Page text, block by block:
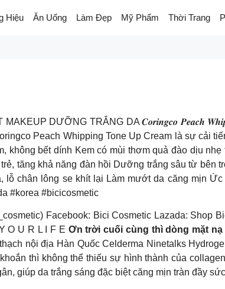
Hiệu Ăn Uống Làm Đẹp Mỹ Phẩm Thời Trang
MAKEUP DƯỠNG TRẮNG DA 𝑪𝒐𝒓𝒊𝒏𝒈𝒄𝒐 𝑷𝒆𝒂𝒄𝒉
Peach Whipping Tone Up Cream là sự cải
không bết dính Kem có mùi thơm quả đào dịu
tăng khả năng đàn hồi Dưỡng trắng sâu từ bên
chân lông se khít lại Làm mướt da căng mịn
#korea #bicicosmetic
Facebook: Bici Cosmetic Lazada: Shop
O U R L I F E Ơn trời cuối cùng thì dòng mặt
nội địa Hàn Quốc Celderma Ninetalks
thì không thể thiếu sự hình thành của
giúp da trắng sáng đặc biệt căng mịn tràn đầy